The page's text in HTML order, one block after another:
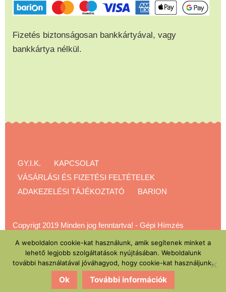
Fizetés biztonságosan bankkártyával, vagy
bankkártya nélkül.
GY.I.K.
KAPCSOLAT
VÁSÁRLÁSI ÉS FIZETÉSI FELTÉTELEK
ADAKEZELÉSI TÁJÉKOZTATÓ
BARION
Copyrigt 2019 Minden jog fenntartva! - Gépi Hímzés
A weboldalon cookie-kat használunk, amik segítenek minket a
lehető legjobb szolgáltatások nyújtásában. Weboldalunk
további használatával jóváhagyod, hogy cookie-kat használjunk.
Ok További információk